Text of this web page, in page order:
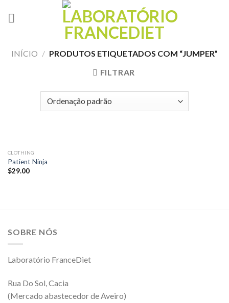
INÍCIO / PRODUTOS ETIQUETADOS COM “JUMPER”
FILTRAR
CLOTHING
Patient Ninja
$29.00
SOBRE NÓS
Laboratório FranceDiet
Rua Do Sol, Cacia
(Mercado abastecedor de Aveiro)